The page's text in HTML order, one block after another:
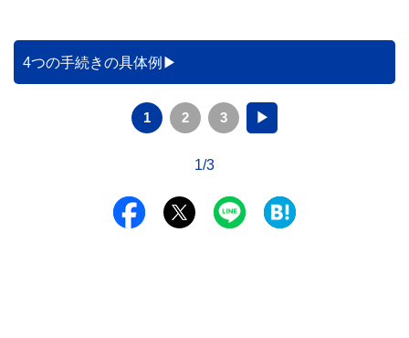
4つの手続きの具体例
1 2 3 ▶
1/3